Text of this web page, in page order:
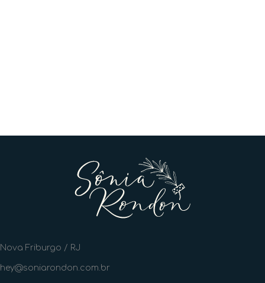
Nova Friburgo / RJ
hey@soniarondon.com.br